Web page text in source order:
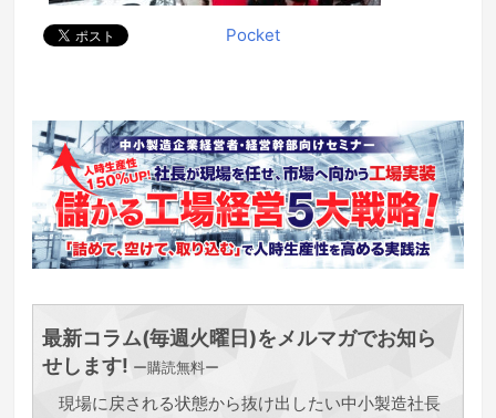
Pocket
最新コラム(毎週火曜日)をメルマガでお知ら
せします! ー購読無料ー
現場に戻される状態から抜け出したい中小製造社長